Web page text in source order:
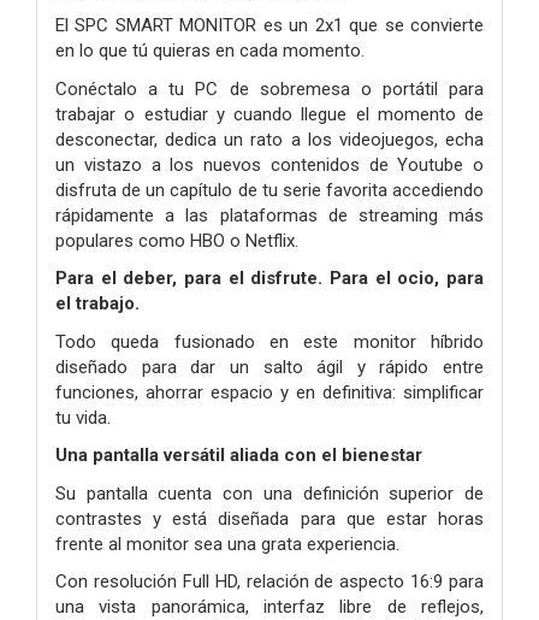
El SPC SMART MONITOR es un 2x1 que se convierte
en lo que tú quieras en cada momento.
Conéctalo a tu PC de sobremesa o portátil para
trabajar o estudiar y cuando llegue el momento de
desconectar, dedica un rato a los videojuegos, echa
un vistazo a los nuevos contenidos de Youtube o
disfruta de un capítulo de tu serie favorita accediendo
rápidamente a las plataformas de streaming más
populares como HBO o Netflix.
Para el deber, para el disfrute. Para el ocio, para
el trabajo.
Todo queda fusionado en este monitor híbrido
diseñado para dar un salto ágil y rápido entre
funciones, ahorrar espacio y en definitiva: simplificar
tu vida.
Una pantalla versátil aliada con el bienestar
Su pantalla cuenta con una definición superior de
contrastes y está diseñada para que estar horas
frente al monitor sea una grata experiencia.
Con resolución Full HD, relación de aspecto 16:9 para
una vista panorámica, interfaz libre de reflejos,